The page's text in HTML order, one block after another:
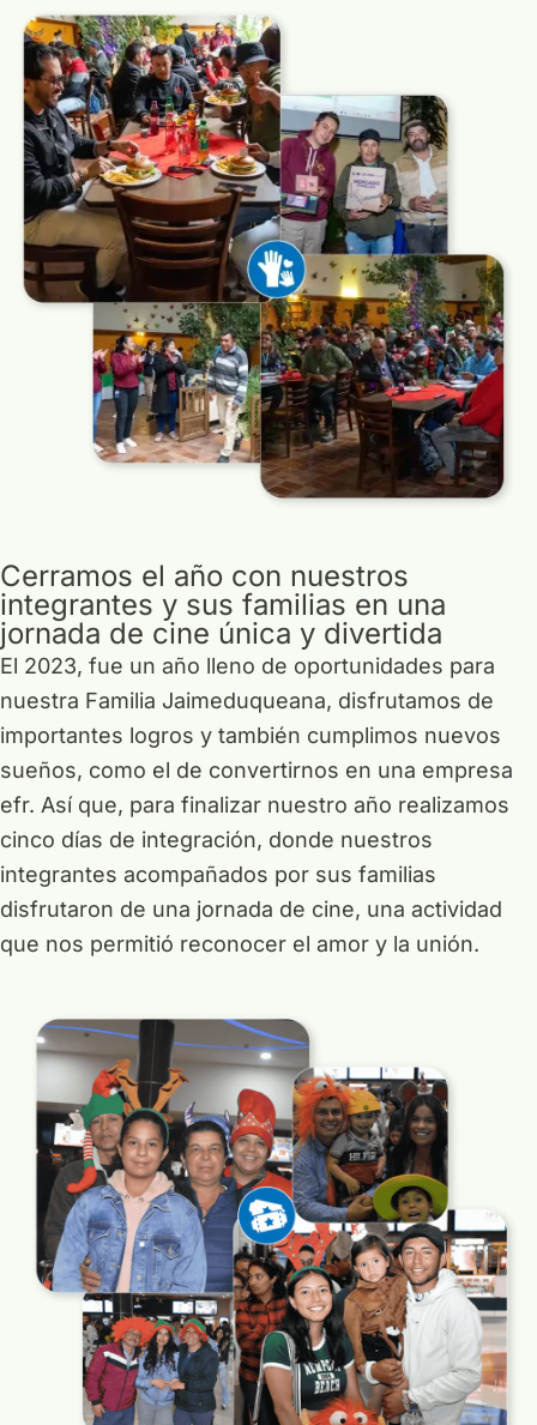
Cerramos el año con nuestros
integrantes y sus familias en una
jornada de cine única y divertida
El 2023, fue un año lleno de oportunidades para
nuestra Familia Jaimeduqueana, disfrutamos de
importantes logros y también cumplimos nuevos
sueños, como el de convertirnos en una empresa
efr. Así que, para finalizar nuestro año realizamos
cinco días de integración, donde nuestros
integrantes acompañados por sus familias
disfrutaron de una jornada de cine, una actividad
que nos permitió reconocer el amor y la unión.